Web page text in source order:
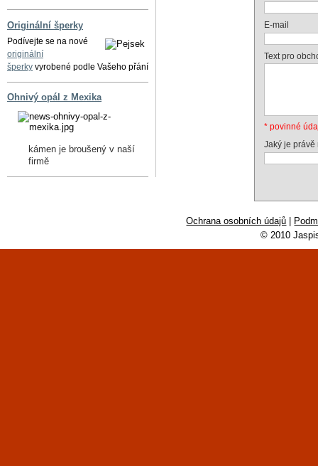
Originální šperky
Podívejte se na nové
originální
šperky vyrobené podle Vašeho přání
Ohnivý opál z Mexika
kámen je broušený v naší
firmě
E-mail
Text pro
* povinné
Jaký je právě
Ochrana osobních údajů |
© 2010